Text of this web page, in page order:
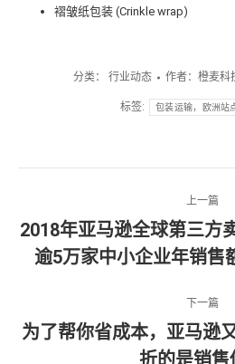
褶皱纸包装 (Crinkle wrap)
分类： 行业动态 作者： 橙麦科
标签: 包装运输，欧洲站
章
导
上一篇
上
一
文
章：
2018年亚马逊全球第三方
逾5万家中小企业年销售
下一篇
下
为了帮你省成本，亚马逊
折的是销售